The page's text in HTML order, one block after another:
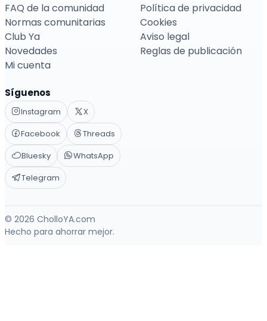
FAQ de la comunidad
Normas comunitarias
Club Ya
Novedades
Mi cuenta
Política de privacidad
Cookies
Aviso legal
Reglas de publicación
Síguenos
Instagram
X
Facebook
Threads
Bluesky
WhatsApp
Telegram
© 2026 CholloYA.com
Hecho para ahorrar mejor.